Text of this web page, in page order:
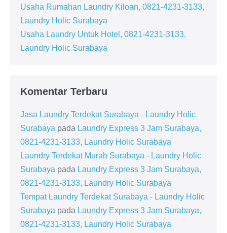
Usaha Rumahan Laundry Kiloan, 0821-4231-3133,
Laundry Holic Surabaya
Usaha Laundry Untuk Hotel, 0821-4231-3133,
Laundry Holic Surabaya
Komentar Terbaru
Jasa Laundry Terdekat Surabaya - Laundry Holic
Surabaya pada Laundry Express 3 Jam Surabaya,
0821-4231-3133, Laundry Holic Surabaya
Laundry Terdekat Murah Surabaya - Laundry Holic
Surabaya pada Laundry Express 3 Jam Surabaya,
0821-4231-3133, Laundry Holic Surabaya
Tempat Laundry Terdekat Surabaya - Laundry Holic
Surabaya pada Laundry Express 3 Jam Surabaya,
0821-4231-3133, Laundry Holic Surabaya